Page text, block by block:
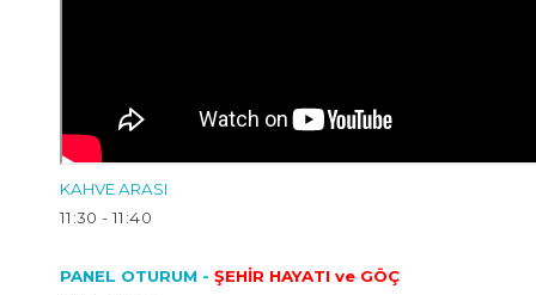
KAHVE ARASI
11:30 - 11:40
PANEL OTURUM - ŞEHİR HAYATI ve GÖÇ